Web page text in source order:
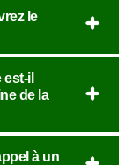
le
il
de la
à un